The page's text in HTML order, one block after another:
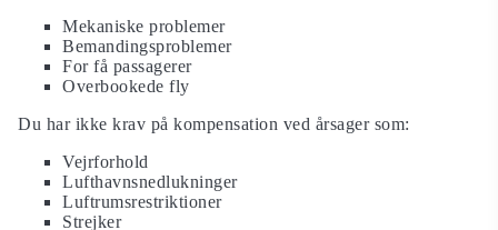
Mekaniske problemer
Bemandingsproblemer
For få passagerer
Overbookede fly
Du har ikke krav på kompensation ved årsager som:
Vejrforhold
Lufthavnsnedlukninger
Luftrumsrestriktioner
Strejker